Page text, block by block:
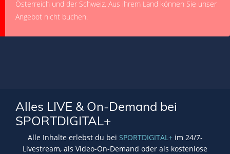
Österreich und der Schweiz. Aus ihrem Land können Sie unser
Angebot nicht buchen.
Alles LIVE & On-Demand bei
SPORTDIGITAL+
Alle Inhalte erlebst du bei SPORTDIGITAL+im 24/7-
Livestream, als Video-On-Demand oder als kostenlose